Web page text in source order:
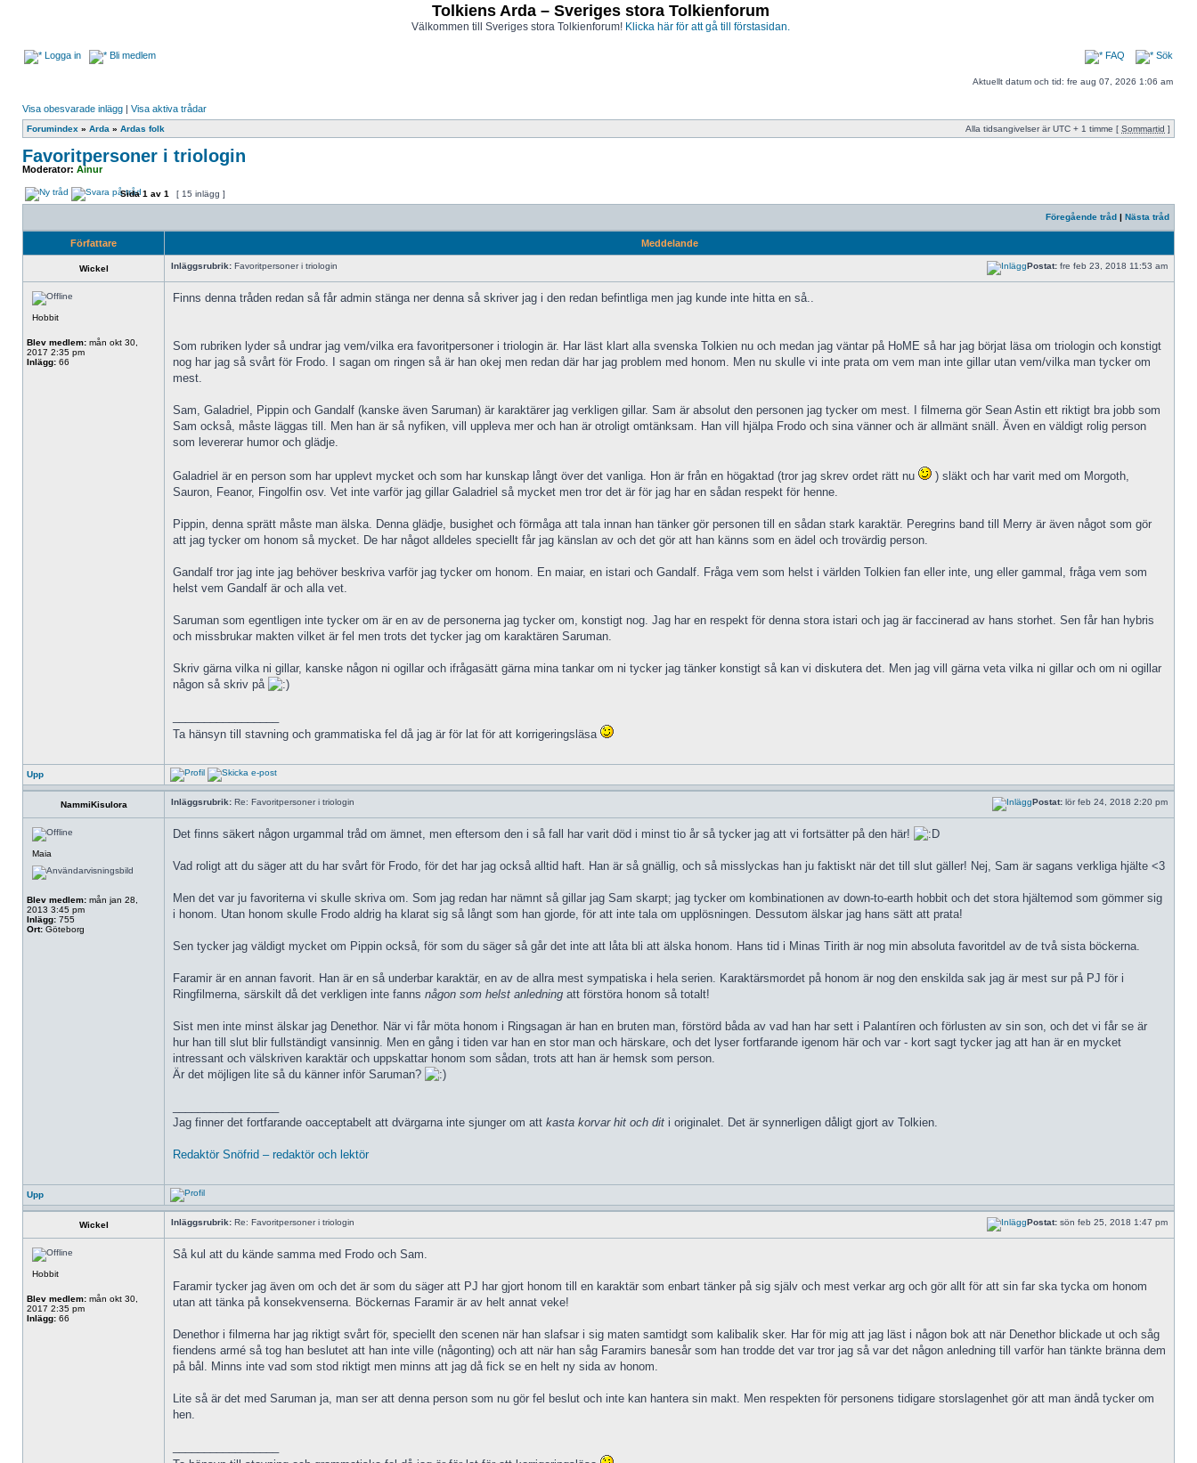
Tolkiens Arda – Sveriges stora Tolkienforum
Välkommen till Sveriges stora Tolkienforum! Klicka här för att gå till förstasidan.
Logga in Bli medlem FAQ Sök
Aktuellt datum och tid: fre aug 07, 2026 1:06 am
Visa obesvarade inlägg | Visa aktiva trådar
Forumindex » Arda » Ardas folk Alla tidsangivelser är UTC + 1 timme [ Sommartid ]
Favoritpersoner i triologin
Moderator: Ainur
Sida1 av 1 [ 15 inlägg ]
Föregående tråd | Nästa tråd
Författare Meddelande
Wickel Inläggsrubrik: Favoritpersoner i triologin Postat: fre feb 23, 2018 11:53 am
Hobbit
Blev medlem: mån okt 30,
2017 2:35 pm
Inlägg: 66
Finns denna tråden redan så får admin stänga ner denna så skriver jag i den redan befintliga men jag kunde inte hitta en så..
Som rubriken lyder så undrar jag vem/vilka era favoritpersoner i triologin är. Har läst klart alla svenska Tolkien nu och medan jag väntar på HoME så har jag börjat läsa om triologin och konstigt
nog har jag så svårt för Frodo. I sagan om ringen så är han okej men redan där har jag problem med honom. Men nu skulle vi inte prata om vem man inte gillar utan vem/vilka man tycker om
mest.
Sam, Galadriel, Pippin och Gandalf (kanske även Saruman) är karaktärer jag verkligen gillar. Sam är absolut den personen jag tycker om mest. I filmerna gör Sean Astin ett riktigt bra jobb som
Sam också, måste läggas till. Men han är så nyfiken, vill uppleva mer och han är otroligt omtänksam. Han vill hjälpa Frodo och sina vänner och är allmänt snäll. Även en väldigt rolig person
som levererar humor och glädje.
Galadriel är en person som har upplevt mycket och som har kunskap långt över det vanliga. Hon är från en högaktad (tror jag skrev ordet rätt nu
) släkt och har varit med om Morgoth,
Sauron, Feanor, Fingolfin osv. Vet inte varför jag gillar Galadriel så mycket men tror det är för jag har en sådan respekt för henne.
Pippin, denna sprätt måste man älska. Denna glädje, busighet och förmåga att tala innan han tänker gör personen till en sådan stark karaktär. Peregrins band till Merry är även något som gör
att jag tycker om honom så mycket. De har något alldeles speciellt får jag känslan av och det gör att han känns som en ädel och trovärdig person.
Gandalf tror jag inte jag behöver beskriva varför jag tycker om honom. En maiar, en istari och Gandalf. Fråga vem som helst i världen Tolkien fan eller inte, ung eller gammal, fråga vem som
helst vem Gandalf är och alla vet.
Saruman som egentligen inte tycker om är en av de personerna jag tycker om, konstigt nog. Jag har en respekt för denna stora istari och jag är faccinerad av hans storhet. Sen får han hybris
och missbrukar makten vilket är fel men trots det tycker jag om karaktären Saruman.
Skriv gärna vilka ni gillar, kanske någon ni ogillar och ifrågasätt gärna mina tankar om ni tycker jag tänker konstigt så kan vi diskutera det. Men jag vill gärna veta vilka ni gillar och om ni ogillar
någon så skriv på
Ta hänsyn till stavning och grammatiska fel då jag är för lat för att korrigeringsläsa
Upp
NammiKisulora Inläggsrubrik: Re: Favoritpersoner i triologin Postat: lör feb 24, 2018 2:20 pm
Maia
Blev medlem: mån jan 28,
2013 3:45 pm
Inlägg: 755
Ort: Göteborg
Det finns säkert någon urgammal tråd om ämnet, men eftersom den i så fall har varit död i minst tio år så tycker jag att vi fortsätter på den här!
Vad roligt att du säger att du har svårt för Frodo, för det har jag också alltid haft. Han är så gnällig, och så misslyckas han ju faktiskt när det till slut gäller! Nej, Sam är sagans verkliga hjälte <3
Men det var ju favoriterna vi skulle skriva om. Som jag redan har nämnt så gillar jag Sam skarpt; jag tycker om kombinationen av down-to-earth hobbit och det stora hjältemod som gömmer sig
i honom. Utan honom skulle Frodo aldrig ha klarat sig så långt som han gjorde, för att inte tala om upplösningen. Dessutom älskar jag hans sätt att prata!
Sen tycker jag väldigt mycket om Pippin också, för som du säger så går det inte att låta bli att älska honom. Hans tid i Minas Tirith är nog min absoluta favoritdel av de två sista böckerna.
Faramir är en annan favorit. Han är en så underbar karaktär, en av de allra mest sympatiska i hela serien. Karaktärsmordet på honom är nog den enskilda sak jag är mest sur på PJ för i
Ringfilmerna, särskilt då det verkligen inte fanns någon som helst anledning att förstöra honom så totalt!
Sist men inte minst älskar jag Denethor. När vi får möta honom i Ringsagan är han en bruten man, förstörd båda av vad han har sett i Palantíren och förlusten av sin son, och det vi får se är
hur han till slut blir fullständigt vansinnig. Men en gång i tiden var han en stor man och härskare, och det lyser fortfarande igenom här och var - kort sagt tycker jag att han är en mycket
intressant och välskriven karaktär och uppskattar honom som sådan, trots att han är hemsk som person.
Är det möjligen lite så du känner inför Saruman?
Jag finner det fortfarande oacceptabelt att dvärgarna inte sjunger om att kasta korvar hit och dit i originalet. Det är synnerligen dåligt gjort av Tolkien.
Redaktör Snöfrid – redaktör och lektör
Upp
Wickel Inläggsrubrik: Re: Favoritpersoner i triologin Postat: sön feb 25, 2018 1:47 pm
Hobbit
Blev medlem: mån okt 30,
2017 2:35 pm
Inlägg: 66
Så kul att du kände samma med Frodo och Sam.
Faramir tycker jag även om och det är som du säger att PJ har gjort honom till en karaktär som enbart tänker på sig själv och mest verkar arg och gör allt för att sin far ska tycka om honom
utan att tänka på konsekvenserna. Böckernas Faramir är av helt annat veke!
Denethor i filmerna har jag riktigt svårt för, speciellt den scenen när han slafsar i sig maten samtidgt som kalibalik sker. Har för mig att jag läst i någon bok att när Denethor blickade ut och såg
fiendens armé så tog han beslutet att han inte ville (någonting) och att när han såg Faramirs banesår som han trodde det var tror jag så var det någon anledning till varför han tänkte bränna dem
på bål. Minns inte vad som stod riktigt men minns att jag då fick se en helt ny sida av honom.
Lite så är det med Saruman ja, man ser att denna person som nu gör fel beslut och inte kan hantera sin makt. Men respekten för personens tidigare storslagenhet gör att man ändå tycker om
hen.